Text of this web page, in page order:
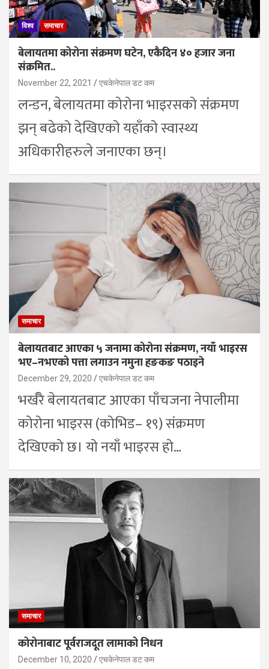
विश्व समाचार
बेलायतमा कोरोना संक्रमण घटेन, एकैदिन ४० हजार जना
संक्रमित..
November 22, 2021 एचकेनेपाल डट कम
लन्डन, बेलायतमा कोरोना भाइरसको संक्रमण
झन् बढेको देखिएको यहाँको स्वास्थ्य
अधिकारीहरुले जनाएका छन्।
समाचार
बेलायतबाट आएका ५ जनामा कोरोना संक्रमण, नयाँ भाइरस
भए–नभएको पत्ता लगाउन नमुना हङकङ पठाइने
December 29, 2020 एचकेनेपाल डट कम
भर्खरै बेलायतबाट आएका पाँचजना नेपालीमा
कोरोना भाइरस (कोभिड– १९) संक्रमण
देखिएको छ। यो नयाँ भाइरस हो…
समाचार
कोरोनाबाट पूर्वराजदूत लामाको निधन
December 10, 2020 एचकेनेपाल डट कम